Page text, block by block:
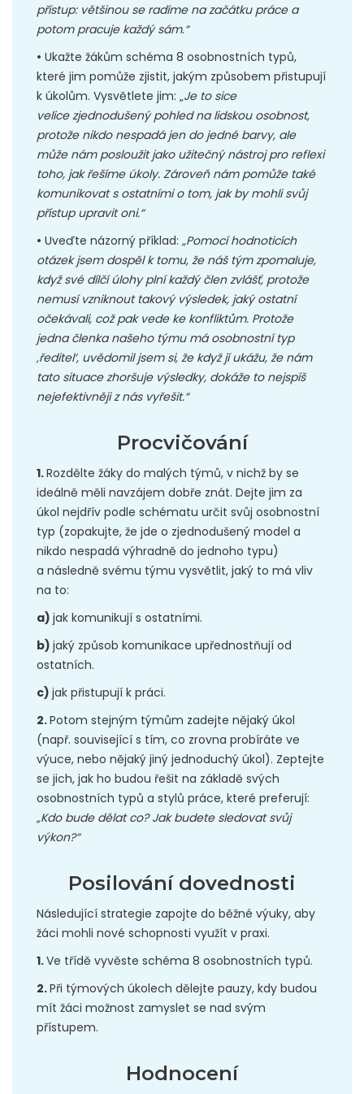
přístup: většinou se radíme na začátku práce a
potom pracuje každý sám.“
• Ukažte žákům schéma 8 osobnostních typů,
které jim pomůže zjistit, jakým způsobem přistupují
k úkolům. Vysvětlete jim: „Je to sice
velice zjednodušený pohled na lidskou osobnost,
protože nikdo nespadá jen do jedné barvy, ale
může nám posloužit jako užitečný nástroj pro reflexi
toho, jak řešíme úkoly. Zároveň nám pomůže také
komunikovat s ostatními o tom, jak by mohli svůj
přístup upravit oni.“
• Uveďte názorný příklad: „Pomocí hodnoticích
otázek jsem dospěl k tomu, že náš tým zpomaluje,
když své dílčí úlohy plní každý člen zvlášť, protože
nemusí vzniknout takový výsledek, jaký ostatní
očekávali, což pak vede ke konfliktům. Protože
jedna členka našeho týmu má osobnostní typ
‚ředitel‘, uvědomil jsem si, že když jí ukážu, že nám
tato situace zhoršuje výsledky, dokáže to nejspíš
nejefektivněji z nás vyřešit.“
Procvičování
1.Rozdělte žáky do malých týmů, v nichž by se
ideálně měli navzájem dobře znát. Dejte jim za
úkol nejdřív podle schématu určit svůj osobnostní
typ (zopakujte, že jde o zjednodušený model a
nikdo nespadá výhradně do jednoho typu)
a následně svému týmu vysvětlit, jaký to má vliv
na to:
a) jak komunikují s ostatními.
b) jaký způsob komunikace upřednostňují od
ostatních.
c) jak přistupují k práci.
2.Potom stejným týmům zadejte nějaký úkol
(např. související s tím, co zrovna probíráte ve
výuce, nebo nějaký jiný jednoduchý úkol). Zeptejte
se jich, jak ho budou řešit na základě svých
osobnostních typů a stylů práce, které preferují:
„Kdo bude dělat co? Jak budete sledovat svůj
výkon?“
Posilování dovednosti
Následující strategie zapojte do běžné výuky, aby
žáci mohli nové schopnosti využít v praxi.
1.Ve třídě vyvěste schéma 8 osobnostních typů.
2.Při týmových úkolech dělejte pauzy, kdy budou
mít žáci možnost zamyslet se nad svým
přístupem.
Hodnocení